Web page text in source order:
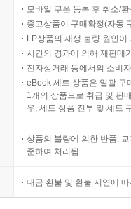
모바일 쿠폰 등록 후 취소/
중고상품이 구매확정(자동
LP상품의 재생 불량 원인
시간의 경과에 의해 재판매
전자상거래 등에서의 소비
eBook 세트 상품은 일괄 구
1개의 상품으로 취급 및 판
우, 세트 상품 전부 및 세트
상품의 불량에 의한 반품,
준하여 처리됨
대금 환불 및 환불 지연에